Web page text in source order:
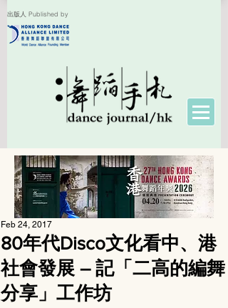
出版人 Published by
80年代Disco文化看中、港
社會發展 – 記「二高的編舞
分享」工作坊
Feb 24, 2017